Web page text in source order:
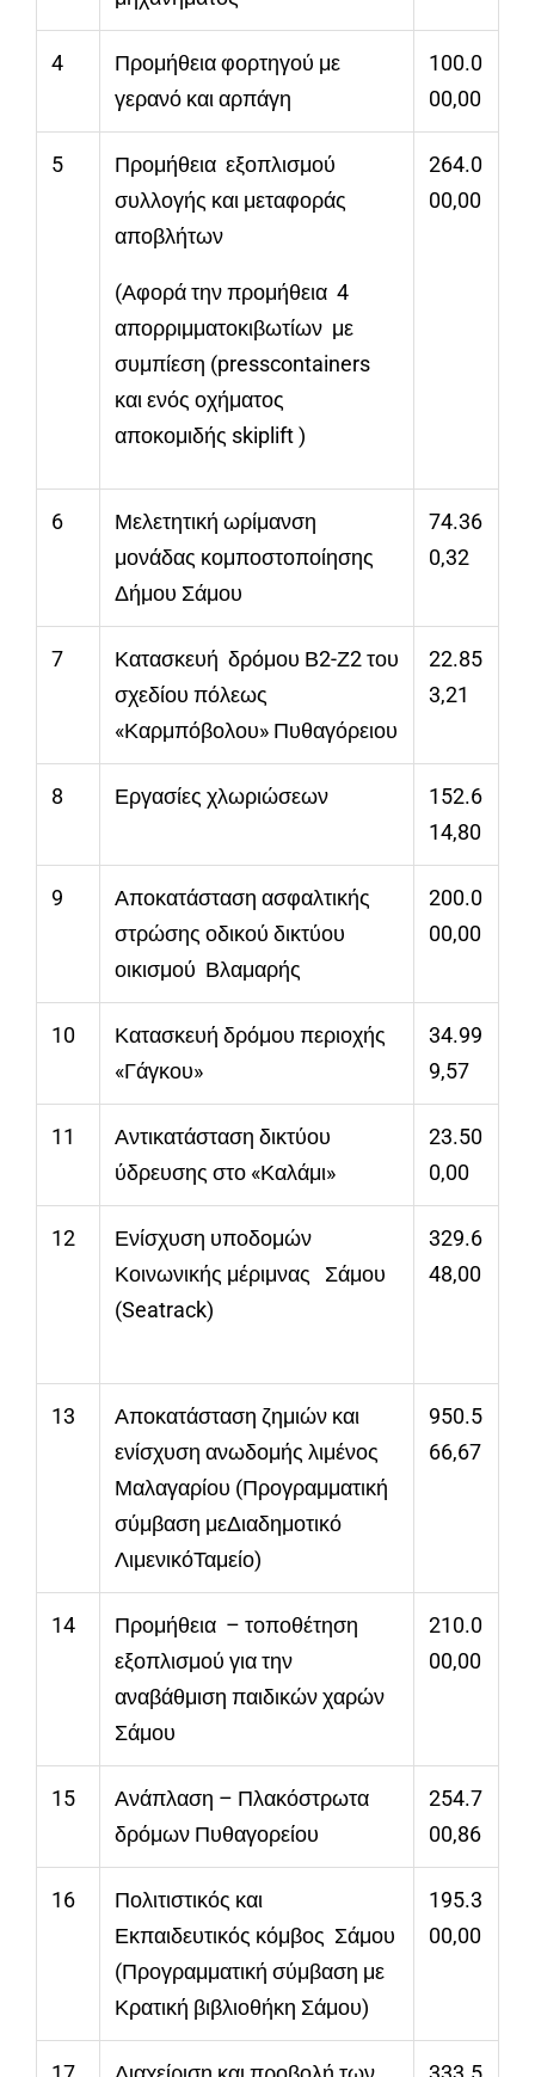
4
Προμήθεια φορτηγού με
γερανό και αρπάγη
100.0
00,00
5
Προμήθεια εξοπλισμού
συλλογής και μεταφοράς
αποβλήτων
(Αφορά την προμήθεια 4
απορριμματοκιβωτίων με
συμπίεση (presscontainers
και ενός οχήματος
αποκομιδής skiplift )
264.0
00,00
6
Μελετητική ωρίμανση
μονάδας κομποστοποίησης
Δήμου Σάμου
74.36
0,32
7
Κατασκευή δρόμου Β2-Ζ2 του
σχεδίου πόλεως
«Καρμπόβολου» Πυθαγόρειου
22.85
3,21
8 Εργασίες χλωριώσεων
152.6
14,80
9
Αποκατάσταση ασφαλτικής
στρώσης οδικού δικτύου
οικισμού Βλαμαρής
200.0
00,00
10
Κατασκευή δρόμου περιοχής
«Γάγκου»
34.99
9,57
11
Αντικατάσταση δικτύου
ύδρευσης στο «Καλάμι»
23.50
0,00
12
Ενίσχυση υποδομών
Κοινωνικής μέριμνας Σάμου
(Seatrack)
329.6
48,00
13
Αποκατάσταση ζημιών και
ενίσχυση ανωδομής λιμένος
Μαλαγαρίου (Προγραμματική
σύμβαση μεΔιαδημοτικό
ΛιμενικόΤαμείο)
950.5
66,67
14
Προμήθεια – τοποθέτηση
εξοπλισμού για την
αναβάθμιση παιδικών χαρών
Σάμου
210.0
00,00
15
Ανάπλαση – Πλακόστρωτα
δρόμων Πυθαγορείου
254.7
00,86
16
Πολιτιστικός και
Εκπαιδευτικός κόμβος Σάμου
(Προγραμματική σύμβαση με
Κρατική βιβλιοθήκη Σάμου)
195.3
00,00